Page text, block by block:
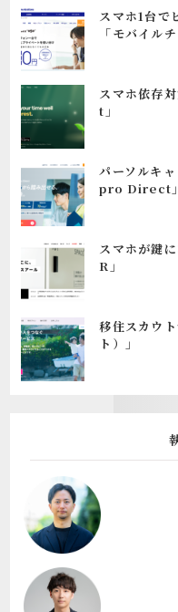
スマホ1台で
「モバイル
スマホ依存
t」
パーソルキ
pro Direct」
スマホが鍵
R」
移住スカウ
ト）」